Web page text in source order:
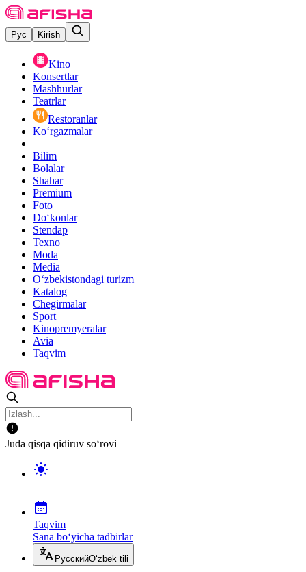
Рус Kirish
Kino
Konsertlar
Mashhurlar
Teatrlar
Restoranlar
Ko‘rgazmalar
Bilim
Bolalar
Shahar
Premium
Foto
Do‘konlar
Stendap
Texno
Moda
Media
O‘zbekistondagi turizm
Katalog
Chegirmalar
Sport
Kinopremyeralar
Avia
Taqvim
Juda qisqa qidiruv so‘rovi
Taqvim
Sana bo‘yicha tadbirlar
РусскийO‘zbek tili